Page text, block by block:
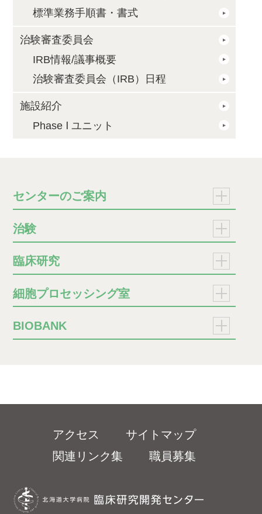
標準業務手順書・書式
治験審査委員会
IRB情報/議事概要
治験審査委員会（IRB）日程
施設紹介
Phase Ⅰ ユニット
センターのご案内
センターの紹介
臨床研究開発センターの基本方針・目標
センター長挨拶
各部門の紹介
センターの実績
研修会開催実績
研修会開催実績（2020年度）
治験実績
臨床研究支援実績
治験
治験/製造販売後臨床試験
治験等の契約までの流れ
治験契約から終了までの流れ
治験実施医療機関情報
新規申請手続き
標準業務手順書・書式
モニタリング・監査の実施について
同意説明文書作成の手引き
治験/製造販売後臨床試験（パスワー
ド）
臨床研究
臨床研究支援について
支援のご依頼から契約
研究支援：全体フロー
モニタリングについて
臨床研究のモニタリング
臨床研究の安全管理
細胞プロセッシング室
再生医療センター
業務内容の紹介
BIOBANK
利用手続きについて
院内研究者の利用手続き
施設紹介
アクセス
サイトマップ
関連リンク集
職員募集